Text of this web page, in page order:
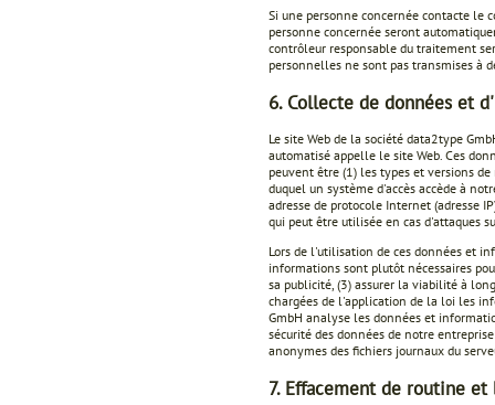
Si une personne concernée contacte le
personne concernée seront
contrôleur responsable du traitement
personnelles ne sont pas transmises à
6. Collecte de données et
Le site Web de la société data2type
automatisé appelle le site Web. Ces
peuvent être (1) les types et versions
duquel un système d'accès accède à
adresse de protocole Internet (adresse
qui peut être utilisée en cas d'attaques
Lors de l'utilisation de ces données et
informations sont plutôt nécessaires
sa publicité, (3) assurer la viabilité à
chargées de l'application de la loi les
GmbH analyse les données et
sécurité des données de notre
anonymes des fichiers journaux du
7. Effacement de routine